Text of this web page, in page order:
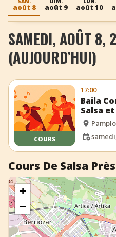
+ Ajouter un événement
août 8 août 9 août 10
SAMEDI, AOÛT 8,
(AUJOURD’HUI)
COURS
17:00
Baila
Salsa
Cours De Salsa
+
−